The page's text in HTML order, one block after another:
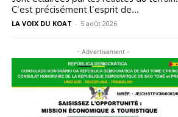
C’est précisément l’esprit de...
LA VOIX DU KOAT - 5 août 2026
- Advertisement -